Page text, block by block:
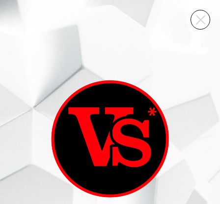
ВИННЫЙ СКЛАД